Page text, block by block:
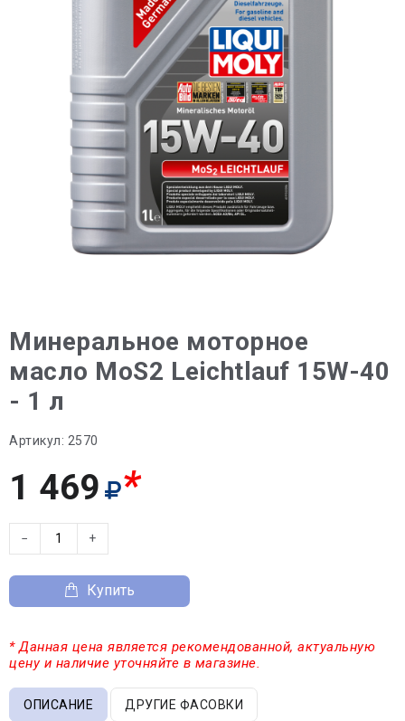
Минеральное моторное
масло MoS2 Leichtlauf 15W-40
- 1 л
Артикул: 2570
1 469 *
− +
Купить
* Данная цена является рекомендованной, актуальную
цену и наличие уточняйте в магазине.
ОПИСАНИЕ ДРУГИЕ ФАСОВКИ